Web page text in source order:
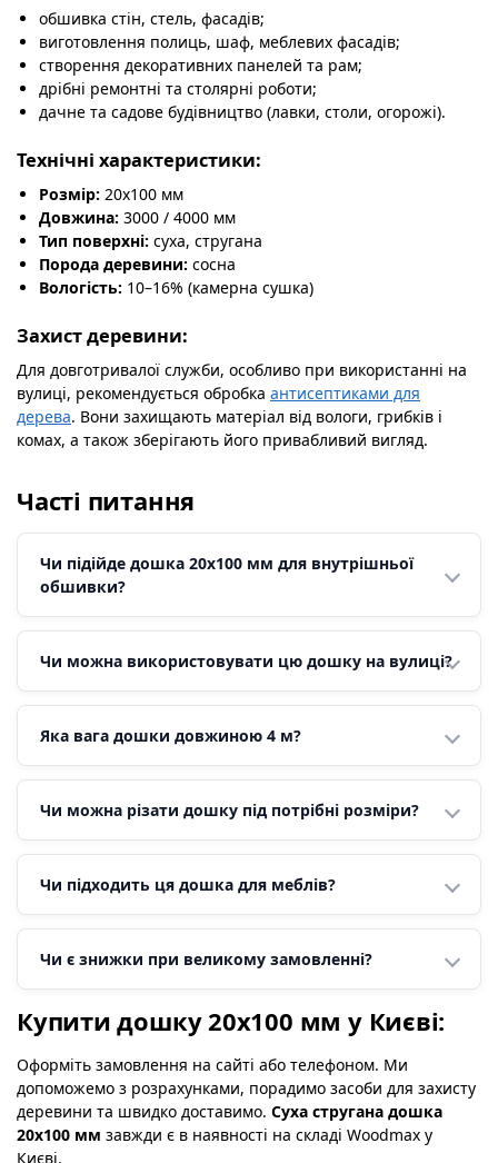
обшивка стін, стель, фасадів;
виготовлення полиць, шаф, меблевих фасадів;
створення декоративних панелей та рам;
дрібні ремонтні та столярні роботи;
дачне та садове будівництво (лавки, столи, огорожі).
Технічні характеристики:
Розмір: 20х100 мм
Довжина: 3000 / 4000 мм
Тип поверхні: суха, стругана
Порода деревини: сосна
Вологість: 10–16% (камерна сушка)
Захист деревини:
Для довготривалої служби, особливо при використанні на
вулиці, рекомендується обробка антисептиками для
дерева. Вони захищають матеріал від вологи, грибків і
комах, а також зберігають його привабливий вигляд.
Часті питання
Чи підійде дошка 20х100 мм для внутрішньої
обшивки?
Чи можна використовувати цю дошку на вулиці?
Яка вага дошки довжиною 4 м?
Чи можна різати дошку під потрібні розміри?
Чи підходить ця дошка для меблів?
Чи є знижки при великому замовленні?
Купити дошку 20х100 мм у Києві:
Оформіть замовлення на сайті або телефоном. Ми
допоможемо з розрахунками, порадимо засоби для захисту
деревини та швидко доставимо. Суха стругана дошка
20х100 мм завжди є в наявності на складі Woodmax у
Києві.